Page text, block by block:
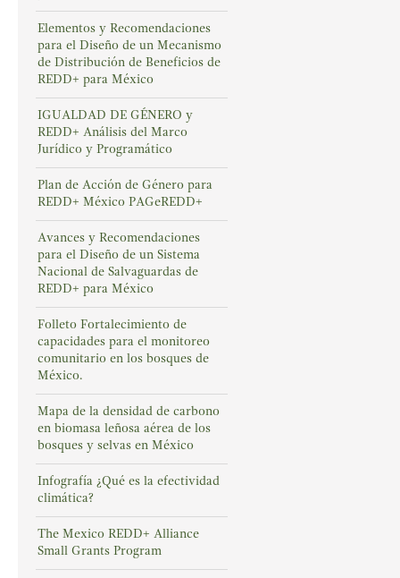
Elementos y Recomendaciones
para el Diseño de un Mecanismo
de Distribución de Beneficios de
REDD+ para México
IGUALDAD DE GÉNERO y
REDD+ Análisis del Marco
Jurídico y Programático
Plan de Acción de Género para
REDD+ México PAGeREDD+
Avances y Recomendaciones
para el Diseño de un Sistema
Nacional de Salvaguardas de
REDD+ para México
Folleto Fortalecimiento de
capacidades para el monitoreo
comunitario en los bosques de
México.
Mapa de la densidad de carbono
en biomasa leñosa aérea de los
bosques y selvas en México
Infografía ¿Qué es la efectividad
climática?
The Mexico REDD+ Alliance
Small Grants Program